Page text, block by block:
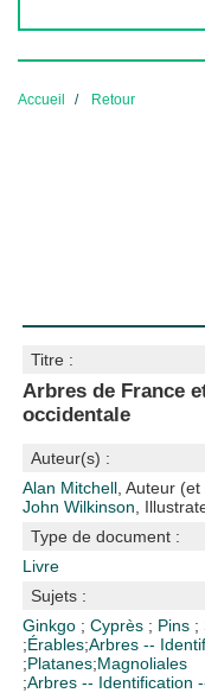
Accueil Retour
Titre :
Arbres de France
occidentale
Auteur(s) :
Alan Mitchell , Auteur
John Wilkinson ,
Type de document :
Livre
Sujets :
Ginkgo ;Cyprès ; Pins ;
;Érables;Arbres --
;Platanes;Magnoliales
;Arbres -- Identification